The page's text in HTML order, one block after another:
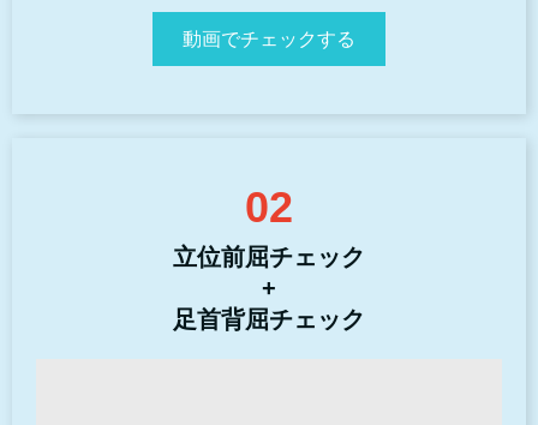
動画でチェックする
02
立位前屈チェック
+
足首背屈チェック